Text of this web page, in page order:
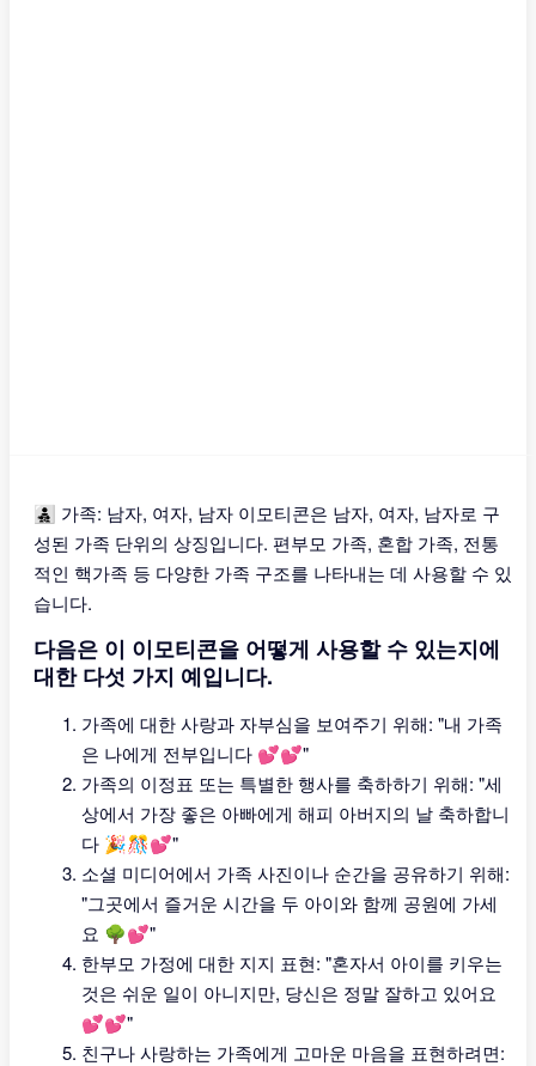
👨‍👧‍👦 가족: 남자, 여자, 남자 이모티콘은 남자, 여자, 남자로 구
성된 가족 단위의 상징입니다. 편부모 가족, 혼합 가족, 전통
적인 핵가족 등 다양한 가족 구조를 나타내는 데 사용할 수 있
습니다.
다음은 이 이모티콘을 어떻게 사용할 수 있는지에
대한 다섯 가지 예입니다.
가족에 대한 사랑과 자부심을 보여주기 위해: "내 가족
은 나에게 전부입니다 💕💕"
가족의 이정표 또는 특별한 행사를 축하하기 위해: "세
상에서 가장 좋은 아빠에게 해피 아버지의 날 축하합니
다 🎉🎊💕"
소셜 미디어에서 가족 사진이나 순간을 공유하기 위해:
"그곳에서 즐거운 시간을 두 아이와 함께 공원에 가세
요 🌳💕"
한부모 가정에 대한 지지 표현: "혼자서 아이를 키우는
것은 쉬운 일이 아니지만, 당신은 정말 잘하고 있어요
💕💕"
친구나 사랑하는 가족에게 고마운 마음을 표현하려면: